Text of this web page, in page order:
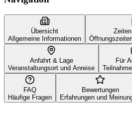
Übersicht
Allgemeine Informationen
Anfahrt & Lage
Veranstaltungsort und Anreise
Für
FAQ
Häufige Fragen
Bewertungen
Erfahrungen und